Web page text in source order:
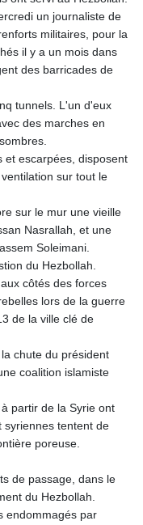
un journaliste de
militaires, pour la
il y a un mois dans
des barricades de
tunnels. L'un d'eux
des marches en
et escarpées, disposent
sur tout le
sur le mur une vieille
Nasrallah, et une
Soleimani.
du Hezbollah.
côtés des forces
lors de la guerre
de la ville clé de
chute du président
coalition islamiste
partir de la Syrie ont
syriennes tentent de
poreuse.
de passage, dans le
du Hezbollah.
endommagés par